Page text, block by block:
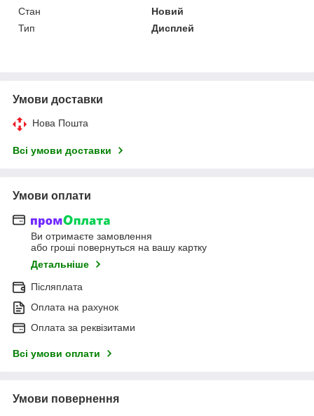
Стан
Новий
Тип
Дисплей
Умови доставки
Нова Пошта
Всі умови доставки
Умови оплати
Ви отримаєте замовлення
або гроші повернуться на вашу картку
Детальніше
Післяплата
Оплата на рахунок
Оплата за реквізитами
Всі умови оплати
Умови повернення